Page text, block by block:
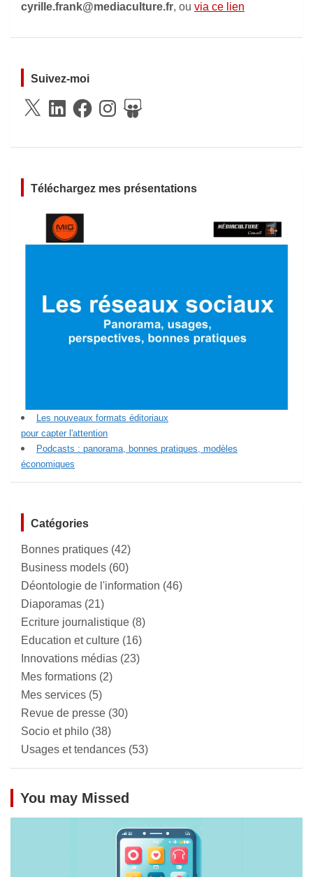
cyrille.frank@mediaculture.fr, ou via ce lien
Suivez-moi
X
LinkedInFacebookInstagramSlideShare
Téléchargez mes présentations
Les nouveaux formats éditoriaux
pour capter l'attention
Podcasts : panorama, bonnes pratiques, modèles
économiques
Catégories
Bonnes pratiques (42)
Business models (60)
Déontologie de l'information (46)
Diaporamas (21)
Ecriture journalistique (8)
Education et culture (16)
Innovations médias (23)
Mes formations (2)
Mes services (5)
Revue de presse (30)
Socio et philo (38)
Usages et tendances (53)
You may Missed